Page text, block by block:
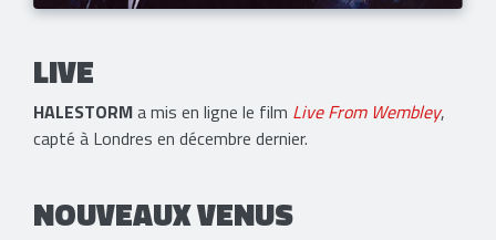
LIVE
HALESTORMa mis en ligne le film Live From Wembley,
capté à Londres en décembre dernier.
NOUVEAUX VENUS